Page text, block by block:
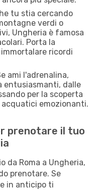
tu stia cercando
verdi o
Ungheria è famosa
Porta la
ricordi
ami l'adrenalina,
dalle
per la scoperta
emozionanti.
prenotare il tuo
da Roma a Ungheria,
prenotare. Se
in anticipo ti